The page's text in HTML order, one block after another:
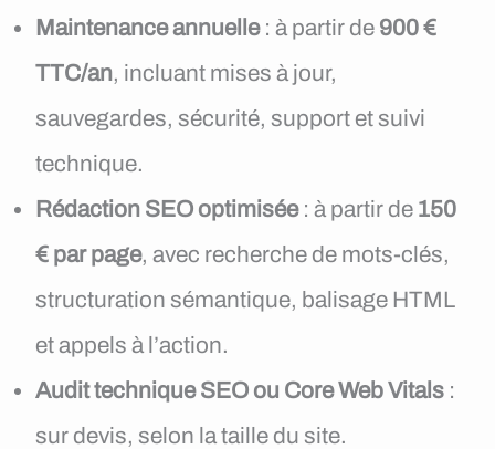
Maintenance annuelle: à partir de 900 €
TTC/an, incluant mises à jour,
sauvegardes, sécurité, support et suivi
technique.
Rédaction SEO optimisée: à partir de 150
€ par page, avec recherche de mots-clés,
structuration sémantique, balisage HTML
et appels à l’action.
Audit technique SEO ou Core Web Vitals :
sur devis, selon la taille du site.